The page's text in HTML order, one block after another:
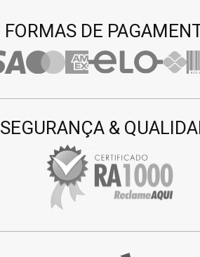
SEGURANÇA &
FORMAS DE